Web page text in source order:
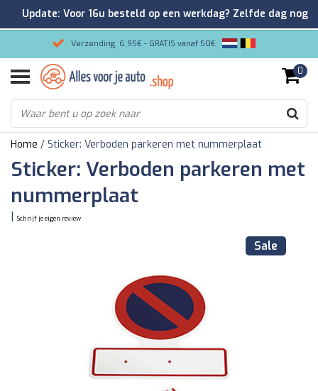
Verzending: 6,95€ - GRATIS vanaf 50€
Gemakkelijk bestellen/Veilig betalen
9.2/10 Klantenrating via Kiyoh!
0
Home / Sticker: Verboden parkeren met nummerplaat
Sticker: Verboden parkeren met
nummerplaat
Schrijf je eigen review
Sale
Update: Voor 16u besteld op een werkdag? Zelfde dag nog
verzonden!